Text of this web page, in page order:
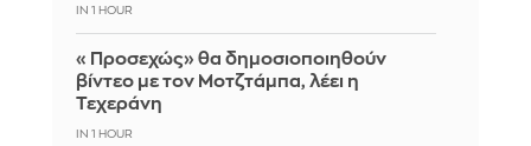
IN 1 HOUR
«Προσεχώς» θα δημοσιοποιηθούν
βίντεο με τον Μοτζτάμπα, λέει η
Τεχεράνη
IN 1 HOUR